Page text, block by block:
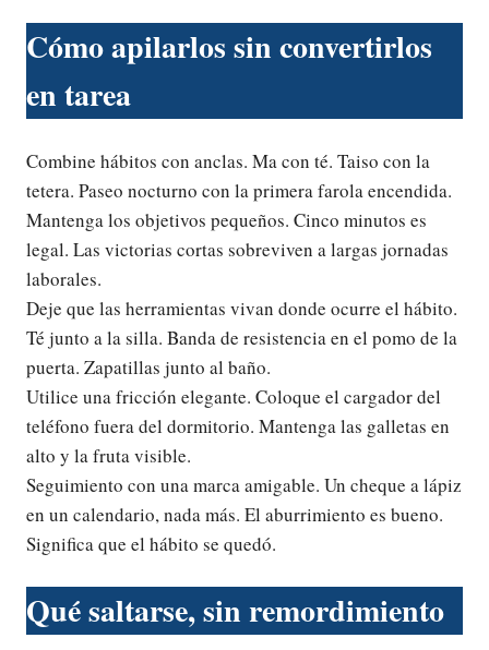
Cómo apilarlos sin convertirlos
en tarea
Combine hábitos con anclas. Ma con té. Taiso con la
tetera. Paseo nocturno con la primera farola encendida.
Mantenga los objetivos pequeños. Cinco minutos es
legal. Las victorias cortas sobreviven a largas jornadas
laborales.
Deje que las herramientas vivan donde ocurre el hábito.
Té junto a la silla. Banda de resistencia en el pomo de la
puerta. Zapatillas junto al baño.
Utilice una fricción elegante. Coloque el cargador del
teléfono fuera del dormitorio. Mantenga las galletas en
alto y la fruta visible.
Seguimiento con una marca amigable. Un cheque a lápiz
en un calendario, nada más. El aburrimiento es bueno.
Significa que el hábito se quedó.
Qué saltarse, sin remordimiento